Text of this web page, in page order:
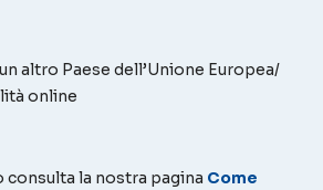
altro Paese dell’Unione Europea/
online
la nostra pagina Come